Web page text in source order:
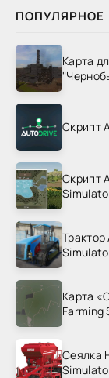
ПОПУЛЯРНОЕ
Карта
Скрипт
Скрипт
Карта
Farming
Сеялка